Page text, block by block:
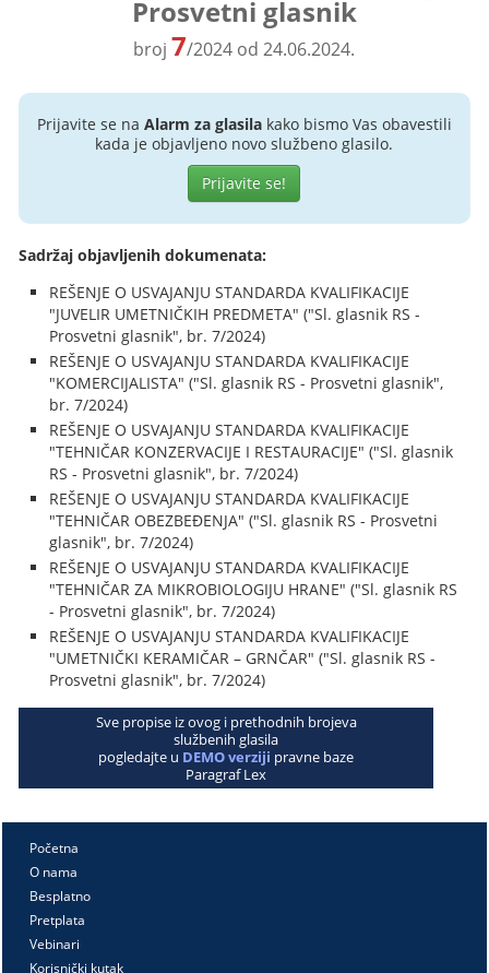
Prosvetni glasnik
broj 7/2024 od 24.06.2024.
Prijavite se na Alarm za glasilakako bismo Vas obavestili
kada je objavljeno novo službeno glasilo.
Prijavite se!
Sadržaj objavljenih dokumenata:
REŠENJE O USVAJANJU STANDARDA KVALIFIKACIJE
"JUVELIR UMETNIČKIH PREDMETA" ("Sl. glasnik RS -
Prosvetni glasnik", br. 7/2024)
REŠENJE O USVAJANJU STANDARDA KVALIFIKACIJE
"KOMERCIJALISTA" ("Sl. glasnik RS - Prosvetni glasnik",
br. 7/2024)
REŠENJE O USVAJANJU STANDARDA KVALIFIKACIJE
"TEHNIČAR KONZERVACIJE I RESTAURACIJE" ("Sl. glasnik
RS - Prosvetni glasnik", br. 7/2024)
REŠENJE O USVAJANJU STANDARDA KVALIFIKACIJE
"TEHNIČAR OBEZBEĐENJA" ("Sl. glasnik RS - Prosvetni
glasnik", br. 7/2024)
REŠENJE O USVAJANJU STANDARDA KVALIFIKACIJE
"TEHNIČAR ZA MIKROBIOLOGIJU HRANE" ("Sl. glasnik RS
- Prosvetni glasnik", br. 7/2024)
REŠENJE O USVAJANJU STANDARDA KVALIFIKACIJE
"UMETNIČKI KERAMIČAR – GRNČAR" ("Sl. glasnik RS -
Prosvetni glasnik", br. 7/2024)
Sve propise iz ovog i prethodnih brojeva
službenih glasila
pogledajte u DEMO verziji pravne baze
Paragraf Lex
Početna
O nama
Besplatno
Pretplata
Vebinari
Korisnički kutak